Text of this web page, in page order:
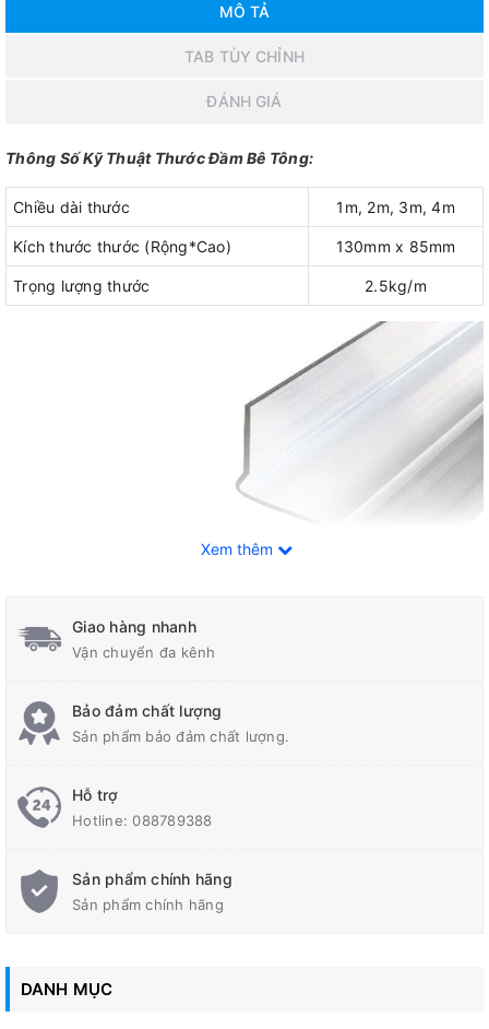
MÔ TẢ
TAB TÙY CHỈNH
ĐÁNH GIÁ
Thông Số Kỹ Thuật Thước Đầm Bê Tông:
Chiều dài thước 1m, 2m, 3m, 4m
Kích thước thước (Rộng*Cao) 130mm x 85mm
Trọng lượng thước 2.5kg/m
Xem thêm
Giao hàng nhanh
Vận chuyển đa kênh
Bảo đảm chất lượng
Sản phẩm bảo đảm chất lượng.
Hỗ trợ
Hotline:088789388
Sản phẩm chính hãng
Sản phẩm chính hãng
DANH MỤC